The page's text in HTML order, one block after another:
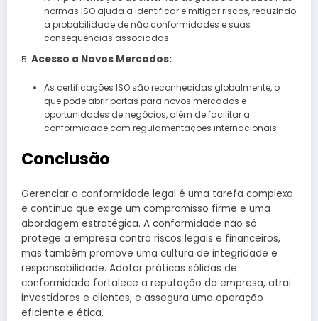
normas ISO ajuda a identificar e mitigar riscos, reduzindo
a probabilidade de não conformidades e suas
consequências associadas.
Acesso a Novos Mercados:
As certificações ISO são reconhecidas globalmente, o
que pode abrir portas para novos mercados e
oportunidades de negócios, além de facilitar a
conformidade com regulamentações internacionais.
Conclusão
Gerenciar a conformidade legal é uma tarefa complexa
e contínua que exige um compromisso firme e uma
abordagem estratégica. A conformidade não só
protege a empresa contra riscos legais e financeiros,
mas também promove uma cultura de integridade e
responsabilidade. Adotar práticas sólidas de
conformidade fortalece a reputação da empresa, atrai
investidores e clientes, e assegura uma operação
eficiente e ética.